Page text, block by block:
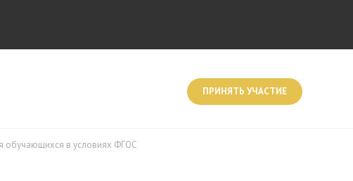
ПРИНЯТЬ УЧАСТИЕ
обучающихся в условиях ФГОС